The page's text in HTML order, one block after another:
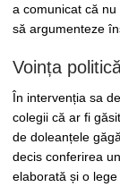
a comunicat că
să argumenteze
Voința
În intervenția sa
colegii că ar fi
de doleanțele
decis conferirea
elaborată și o